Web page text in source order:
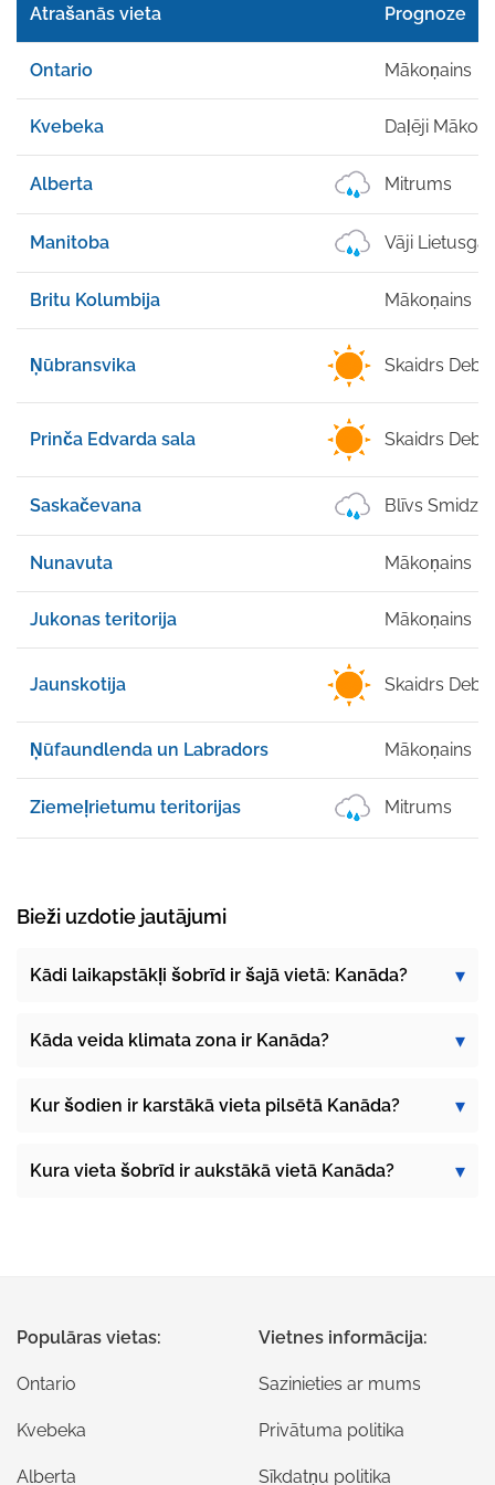
Atrašanās vieta Prognoze
Ontario Mākoņains
Kvebeka Daļēji
Alberta Mitrums
Manitoba Vāji
Britu Kolumbija Mākoņains
Ņūbransvika Skaidrs
Prinča Edvarda sala Skaidrs
Saskačevana Blīvs
Nunavuta Mākoņains
Jukonas teritorija Mākoņains
Jaunskotija Skaidrs
Ņūfaundlenda un Labradors Mākoņains
Ziemeļrietumu teritorijas Mitrums
Bieži uzdotie jautājumi
Kādi laikapstākļi šobrīd ir šajā vietā: Kanāda?
Kāda veida klimata zona ir Kanāda?
Kur šodien ir karstākā vieta pilsētā Kanāda?
Kura vieta šobrīd ir aukstākā vietā Kanāda?
Populāras vietas:
Ontario
Kvebeka
Alberta
Vietnes informācija:
Sazinieties ar mums
Privātuma politika
Sīkdatņu politika